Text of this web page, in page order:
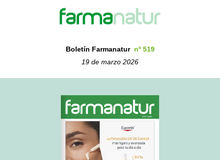
Boletín Farmanatur nº 519
19 de marzo 2026